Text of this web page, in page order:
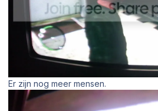
Er zijn nog meer mensen.